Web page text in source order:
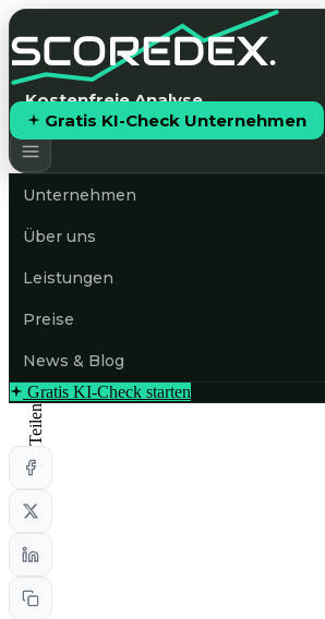
Kostenfreie Analyse
Gratis KI-Check Unternehmen
Unternehmen
Über uns
Leistungen
Preise
News & Blog
Gratis KI-Check starten
Teilen